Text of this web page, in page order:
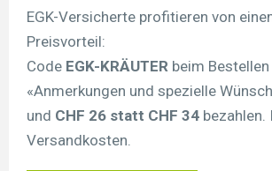
EGK-Versicherte profitieren von
Preisvorteil:
Code EGK-KRÄUTER beim
«Anmerkungen und spezielle
und CHF 26 statt CHF 34 bezahlen.
Versandkosten.